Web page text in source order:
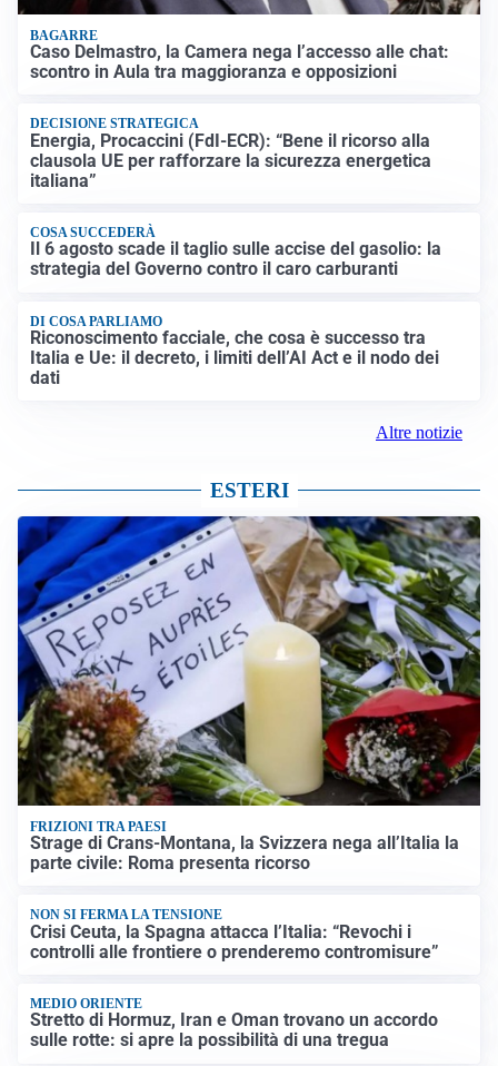
BAGARRE
Caso Delmastro, la Camera nega l’accesso alle chat:
scontro in Aula tra maggioranza e opposizioni
DECISIONE STRATEGICA
Energia, Procaccini (FdI-ECR): “Bene il ricorso alla
clausola UE per rafforzare la sicurezza energetica
italiana”
COSA SUCCEDERÀ
Il 6 agosto scade il taglio sulle accise del gasolio: la
strategia del Governo contro il caro carburanti
DI COSA PARLIAMO
Riconoscimento facciale, che cosa è successo tra
Italia e Ue: il decreto, i limiti dell’AI Act e il nodo dei
dati
Altre notizie
ESTERI
FRIZIONI TRA PAESI
Strage di Crans-Montana, la Svizzera nega all’Italia la
parte civile: Roma presenta ricorso
NON SI FERMA LA TENSIONE
Crisi Ceuta, la Spagna attacca l’Italia: “Revochi i
controlli alle frontiere o prenderemo contromisure”
MEDIO ORIENTE
Stretto di Hormuz, Iran e Oman trovano un accordo
sulle rotte: si apre la possibilità di una tregua